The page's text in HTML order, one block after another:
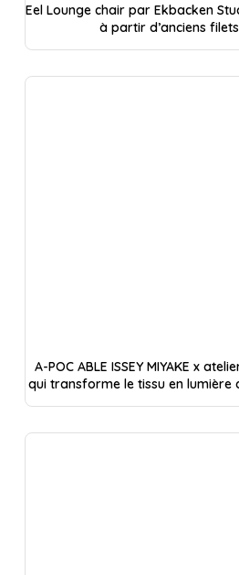
Eel Lounge chair par Ekbacken
à partir d’anciens
A-POC ABLE ISSEY MIYAKE x
qui transforme le tissu en lumière